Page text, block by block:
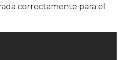
correctamente para el